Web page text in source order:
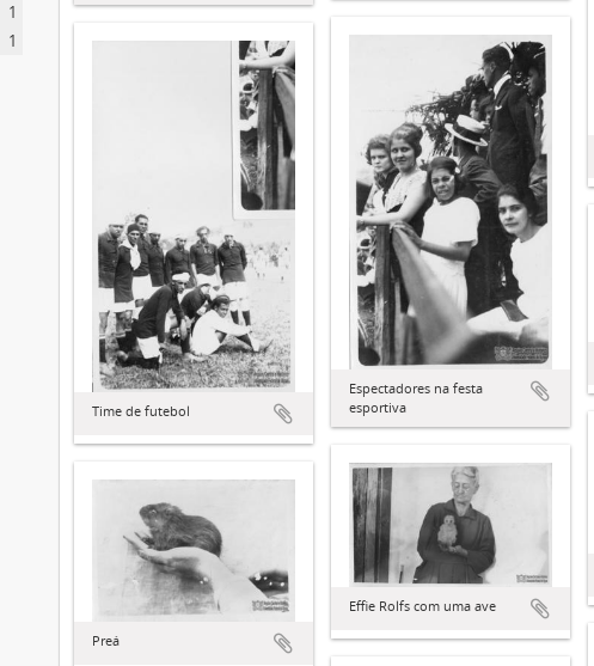
1
1
Espectadores na festa
esportiva
Time de futebol
Effie Rolfs com uma ave
Preá